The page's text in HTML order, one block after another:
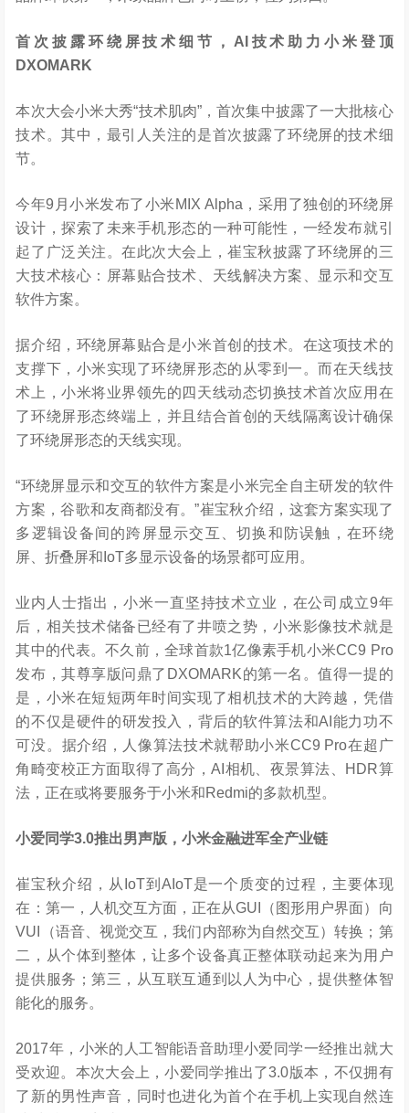
首次披露环绕屏技术细节，AI技术助力小米登顶
DXOMARK
本次大会小米大秀“技术肌肉”，首次集中披露了一大批核心
技术。其中，最引人关注的是首次披露了环绕屏的技术细
节。
今年9月小米发布了小米MIX Alpha，采用了独创的环绕屏
设计，探索了未来手机形态的一种可能性，一经发布就引
起了广泛关注。在此次大会上，崔宝秋披露了环绕屏的三
大技术核心：屏幕贴合技术、天线解决方案、显示和交互
软件方案。
据介绍，环绕屏幕贴合是小米首创的技术。在这项技术的
支撑下，小米实现了环绕屏形态的从零到一。而在天线技
术上，小米将业界领先的四天线动态切换技术首次应用在
了环绕屏形态终端上，并且结合首创的天线隔离设计确保
了环绕屏形态的天线实现。
“环绕屏显示和交互的软件方案是小米完全自主研发的软件
方案，谷歌和友商都没有。”崔宝秋介绍，这套方案实现了
多逻辑设备间的跨屏显示交互、切换和防误触，在环绕
屏、折叠屏和IoT多显示设备的场景都可应用。
业内人士指出，小米一直坚持技术立业，在公司成立9年
后，相关技术储备已经有了井喷之势，小米影像技术就是
其中的代表。不久前，全球首款1亿像素手机小米CC9 Pro
发布，其尊享版问鼎了DXOMARK的第一名。值得一提的
是，小米在短短两年时间实现了相机技术的大跨越，凭借
的不仅是硬件的研发投入，背后的软件算法和AI能力功不
可没。据介绍，人像算法技术就帮助小米CC9 Pro在超广
角畸变校正方面取得了高分，AI相机、夜景算法、HDR算
法，正在或将要服务于小米和Redmi的多款机型。
小爱同学3.0推出男声版，小米金融进军全产业链
崔宝秋介绍，从IoT到AIoT是一个质变的过程，主要体现
在：第一，人机交互方面，正在从GUI（图形用户界面）向
VUI（语音、视觉交互，我们内部称为自然交互）转换；第
二，从个体到整体，让多个设备真正整体联动起来为用户
提供服务；第三，从互联互通到以人为中心，提供整体智
能化的服务。
2017年，小米的人工智能语音助理小爱同学一经推出就大
受欢迎。本次大会上，小爱同学推出了3.0版本，不仅拥有
了新的男性声音，同时也进化为首个在手机上实现自然连